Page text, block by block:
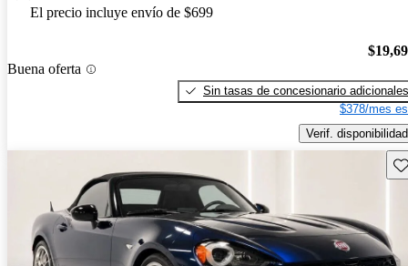
El precio incluye envío de $699
Buena oferta
Sin tasas de concesionario adicionales
$378/mes
Verif. disponibilidad